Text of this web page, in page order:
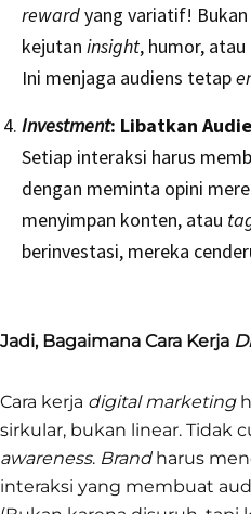
rewardyang variatif!
kejutan insight, humor,
Ini menjaga audiens tetap
Investment: Libatkan
Setiap interaksi harus
dengan meminta opini
menyimpan konten, atau
berinvestasi, mereka
Jadi, Bagaimana Cara Kerja
Cara kerja digital marketing
sirkular, bukan linear. Tidak
awareness. Brandharus
interaksi yang membuat